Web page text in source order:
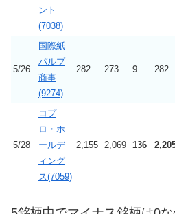
ント
(7038)
5/26
国際紙
パルプ
商事
(9274)
282 273 9 282
5/28
コプ
ロ・ホ
ールデ
ィング
ス(7059)
2,155 2,069 136